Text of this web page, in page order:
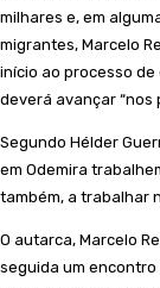
milhares e, em
migrantes, Marcelo
início ao processo
deverá avançar “nos
Segundo Hélder
em Odemira
também, a trabalhar
O autarca, Marcelo
seguida um